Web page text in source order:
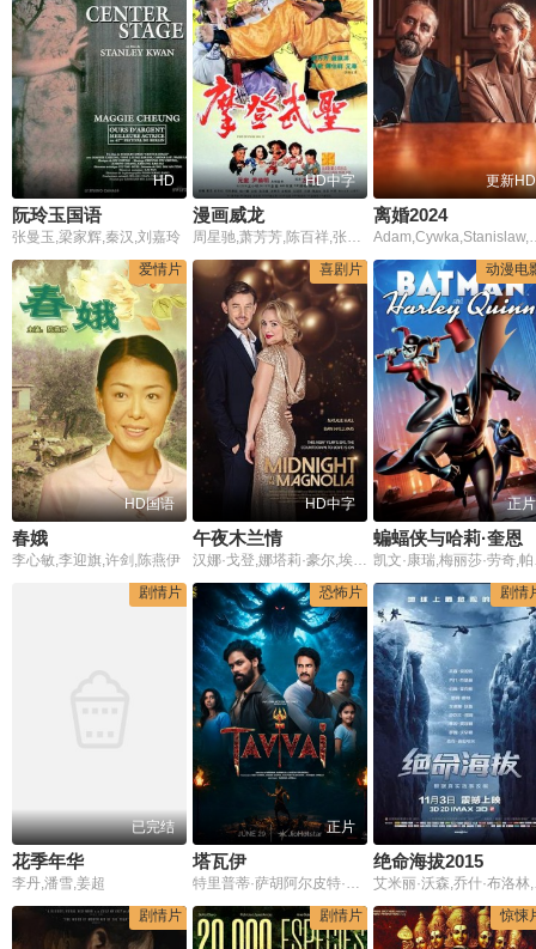
HD
阮玲玉国语
张曼玉,梁家辉,秦汉,刘嘉玲
HD中字
漫画威龙
周星驰,萧芳芳,陈百祥,张敏,钟镇涛,元华,梅小惠,元德,谷峰
更新HD
离婚2024
爱情片
HD国语
春娥
李心敏,李迎旗,许剑,陈燕伊
喜剧片
HD中字
午夜木兰情
汉娜·戈登,娜塔莉·豪尔,埃文·威廉斯,Alison,Brooks,马修·斯特菲克,Victoria,Maria,史蒂文·库门
动漫电
正片
蝙蝠侠与哈莉·奎恩
凯文·康瑞,梅丽
剧情片
已完结
花季年华
李丹,潘雪,姜超
恐怖片
正片
塔瓦伊
特里普蒂·萨胡阿尔皮特·兰卡马诺杰·乔希
剧情
绝命海拔2015
艾米
剧情片
剧情片 惊悚